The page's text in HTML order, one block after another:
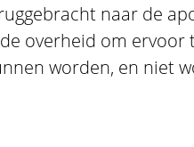
naar de
overheid om ervoor
worden, en niet